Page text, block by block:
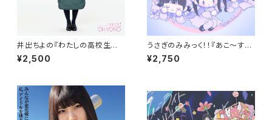
井出ちよの『わたしの高校生活』
（2ndAlbum）
¥2,500
うさぎのみみっく！！『あこ～すて
ぃっく！！』(MiniAlbum)
¥2,750